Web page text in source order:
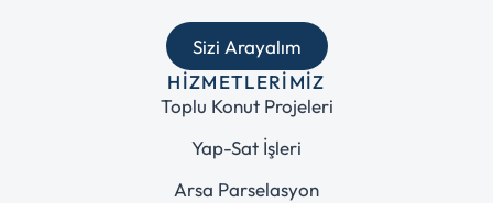
Sizi Arayalım
HIZMETLERIMIZ
Toplu Konut Projeleri
Yap-Sat İşleri
Arsa Parselasyon